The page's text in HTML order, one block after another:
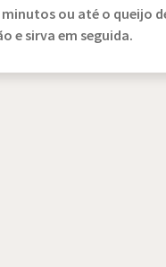
ou até o queijo
e sirva em seguida.